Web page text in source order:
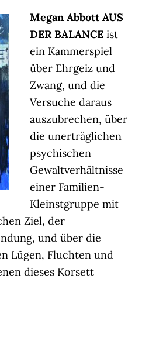
Megan Abbott AUS
DER BALANCE ist
ein Kammerspiel
über Ehrgeiz und
Zwang, und die
Versuche daraus
auszubrechen, über
die unerträglichen
psychischen
Gewaltverhältnisse
einer Familien-
Kleinstgruppe mit
Ziel, der
und über die
Lügen, Fluchten und
dieses Korsett